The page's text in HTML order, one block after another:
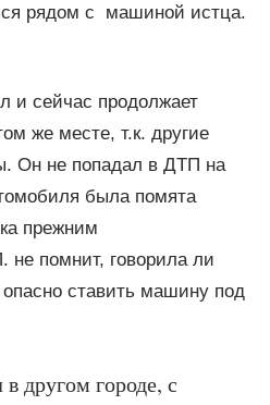
рядом с машиной истца.
и сейчас продолжает
же месте, т.к. другие
Он не попадал в ДТП на
была помята
прежним
помнит, говорила ли
ставить машину под
другом городе, с